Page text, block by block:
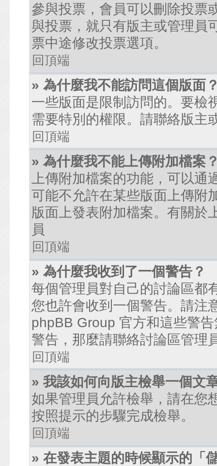
參與投票，會員可以刪除投票
與投票，就只有版主或管理員
票中途修改投票選項。
回頂端
» 為什麼我不能訪問這個版面
一些版面是限制訪問的。要檢
需要特別的權限。請聯絡版主
回頂端
» 為什麼我不能上傳附加檔案
上傳附加檔案的功能，可以
可能不允許在某些版面上傳附
版面上發表附加檔案。有關於
員
回頂端
» 為什麼我收到了一個警告？
每個管理員對自己的討論區都
您也許會收到一個警告。請注
phpBB Group 官方和這些警
警告，那麼請聯絡討論區管理
回頂端
» 我該如何向版主檢舉一個文
如果管理員允許檢舉，請在您
按照提示的步驟完成檢舉。
回頂端
» 在發表主題的時候顯示的「